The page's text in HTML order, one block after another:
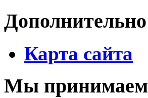
Дополнительно
Карта сайта
Мы принимаем